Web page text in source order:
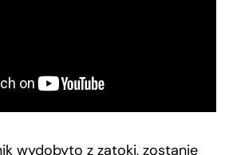
wydobyto z zatoki, zostanie